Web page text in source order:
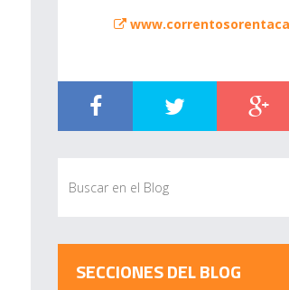
SECCIONES DEL BLOG